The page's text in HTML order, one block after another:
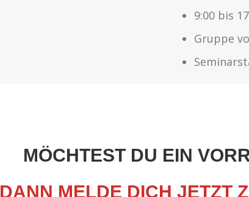
9:00 bis
Gruppe
MÖCHTEST DU EIN
DANN MELDE DICH JETZT